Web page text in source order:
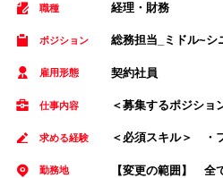
職種 経理・財務
ポジション 総務担当_ミドル~
雇用形態 契約社員
仕事内容 ＜募集するポジシ
求める経験 ＜必須スキル＞ ・
勤務地 【変更の範囲】